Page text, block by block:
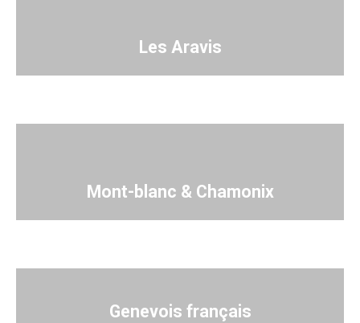
Les Aravis
Mont-blanc & Chamonix
Genevois français